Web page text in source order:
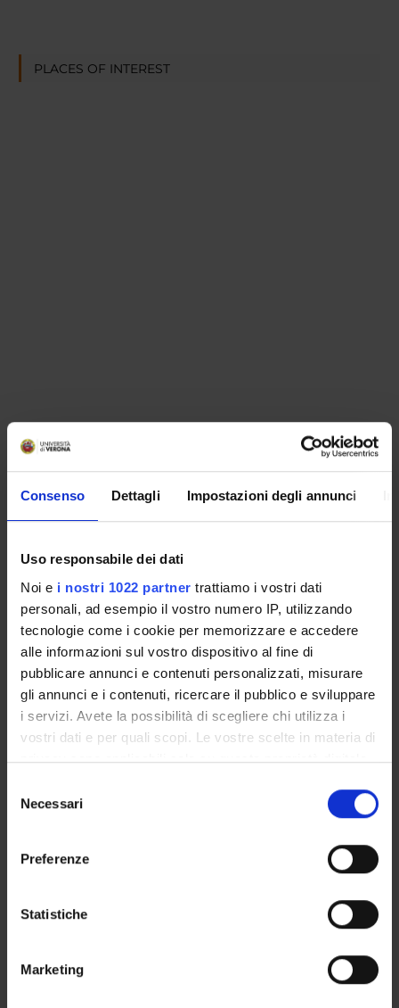
Consenso Dettagli Impostazioni degli annunci
Uso responsabile dei dati
Noi e i nostri 1022 partner trattiamo i vostri dati
personali, ad esempio il vostro numero IP, utilizzando
tecnologie come i cookie per memorizzare e accedere
alle informazioni sul vostro dispositivo al fine di
pubblicare annunci e contenuti personalizzati, misurare
gli annunci e i contenuti, ricercare il pubblico e sviluppare
i servizi. Avete la possibilità di scegliere chi utilizza i
vostri dati e per quali scopi. Le vostre scelte in materia di
privacy sono applicabili solo su questa proprietà digitale
modificare o revocare il proprio consenso in qualsiasi
momento dalla Dichiarazione sui cookie o facendo clic
raccogliere informazioni sulla tua posizione
geografica, con un'approssimazione di qualche
Identificare il tuo dispositivo, scansionandolo
delNecessari
Preferenze
Statistiche
Marketing
PLACES OF INTEREST
ORGANISATION
DEPARTMENT ADMINISTRATION OFFICES
STUDENT ADMINISTRATION OFFICES
DEPARTMENT FACILITIES
RESEARCH LABORATORIES
RESEARCH CENTRES